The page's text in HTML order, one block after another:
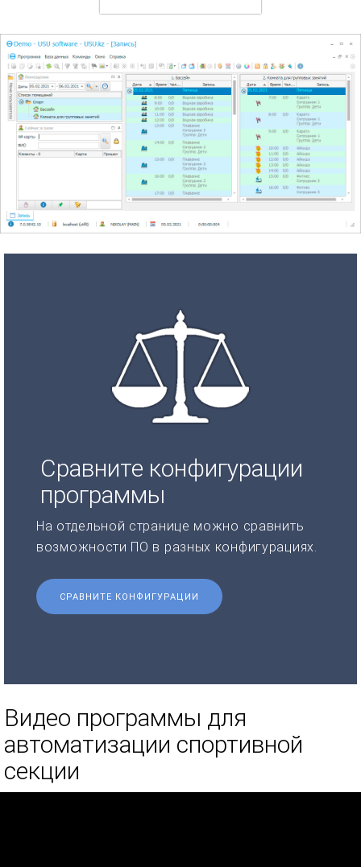
Сравните конфигурации
программы
На отдельной странице можно сравнить
возможности ПО в разных конфигурациях.
СРАВНИТЕ КОНФИГУРАЦИИ
Видео программы для
автоматизации спортивной
секции